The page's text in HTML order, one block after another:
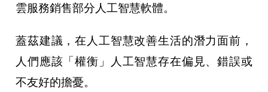
雲服務銷售部分人工智慧軟體。
蓋茲建議，在人工智慧改善生活的潛力面前，
人們應該「權衡」人工智慧存在偏見、錯誤或
不友好的擔憂。